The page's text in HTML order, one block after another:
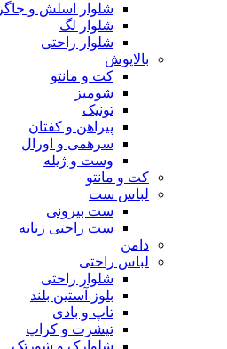
شلوار اسلش و جاگر
شلوار لگ
شلوار راحتی
بالاپوش
کت و مانتو
شومیز
تونیک
پیراهن و کفتان
سرهمی و اورال
وست و ژیله
کت و مانتو
لباس ست
ست بیرونی
ست راحتی زنانه
دامن
لباس راحتی
شلوار راحتی
بلوز آستین بلند
تاپ و بادی
تیشرت و کراپ
شلوارک و شورتک